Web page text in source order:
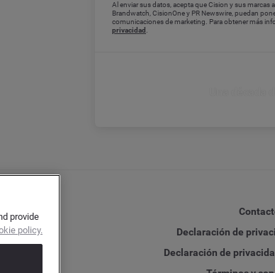
Al enviar sus datos, acepta que Cision y sus marcas
Brandwatch, CisionOne y PR Newswire, puedan
comunicaciones de marketing. Para obtener más
privacidad
Declaración de
Declaración de
provide
policy.